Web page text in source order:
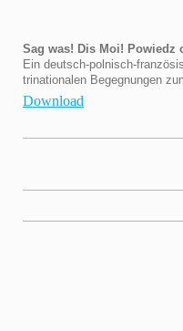
Sag was! Dis Moi! Powiedz
Ein deutsch-polnisch-
trinationalen Begegnungen
Download